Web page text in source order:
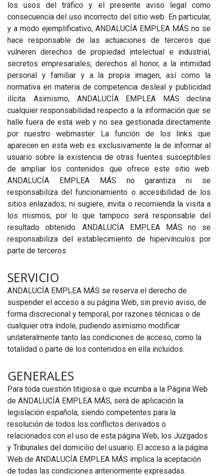
los usos del tráfico y el presente aviso legal como
consecuencia del uso incorrecto del sitio web. En particular,
y a modo ejemplificativo, ANDALUCÍA EMPLEA MÁS no se
hace responsable de las actuaciones de terceros que
vulneren derechos de propiedad intelectual e industrial,
secretos empresariales, derechos al honor, a la intimidad
personal y familiar y a la propia imagen, así como la
normativa en materia de competencia desleal y publicidad
ilícita. Asimismo, ANDALUCÍA EMPLEA MÁS declina
cualquier responsabilidad respecto a la información que se
halle fuera de esta web y no sea gestionada directamente
por nuestro webmaster. La función de los links que
aparecen en esta web es exclusivamente la de informar al
usuario sobre la existencia de otras fuentes susceptibles
de ampliar los contenidos que ofrece este sitio web.
ANDALUCÍA EMPLEA MÁS no garantiza ni se
responsabiliza del funcionamiento o accesibilidad de los
sitios enlazados; ni sugiere, invita o recomienda la visita a
los mismos, por lo que tampoco será responsable del
resultado obtenido. ANDALUCÍA EMPLEA MÁS no se
responsabiliza del establecimiento de hipervínculos por
parte de terceros.
SERVICIO
ANDALUCÍA EMPLEA MÁS se reserva el derecho de
suspender el acceso a su página Web, sin previo aviso, de
forma discrecional y temporal, por razones técnicas o de
cualquier otra índole, pudiendo asimismo modificar
unilateralmente tanto las condiciones de acceso, como la
totalidad o parte de los contenidos en ella incluidos.
GENERALES
Para toda cuestión litigiosa o que incumba a la Página Web
de ANDALUCÍA EMPLEA MÁS, será de aplicación la
legislación española, siendo competentes para la
resolución de todos los conflictos derivados o
relacionados con el uso de esta página Web, los Juzgados
y Tribunales del domicilio del usuario. El acceso a la página
Web de ANDALUCÍA EMPLEA MÁS implica la aceptación
de todas las condiciones anteriormente expresadas.